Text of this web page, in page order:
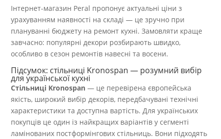
Інтернет-магазин Peral пропонує актуальні ціни з
урахуванням наявності на складі — це зручно при
плануванні бюджету на ремонт кухні. Замовляти краще
завчасно: популярні декори розбирають швидко,
особливо в сезон ремонтів навесні та восени.
Підсумок: стільниці Kronospan — розумний вибір
для української кухні
Стільниці Kronospan — це перевірена європейська
якість, широкий вибір декорів, передбачувані технічні
характеристики та доступна вартість. Для українських
покупців це один із найкращих варіантів у сегменті
ламінованих постформінгових стільниць. Вони підходять